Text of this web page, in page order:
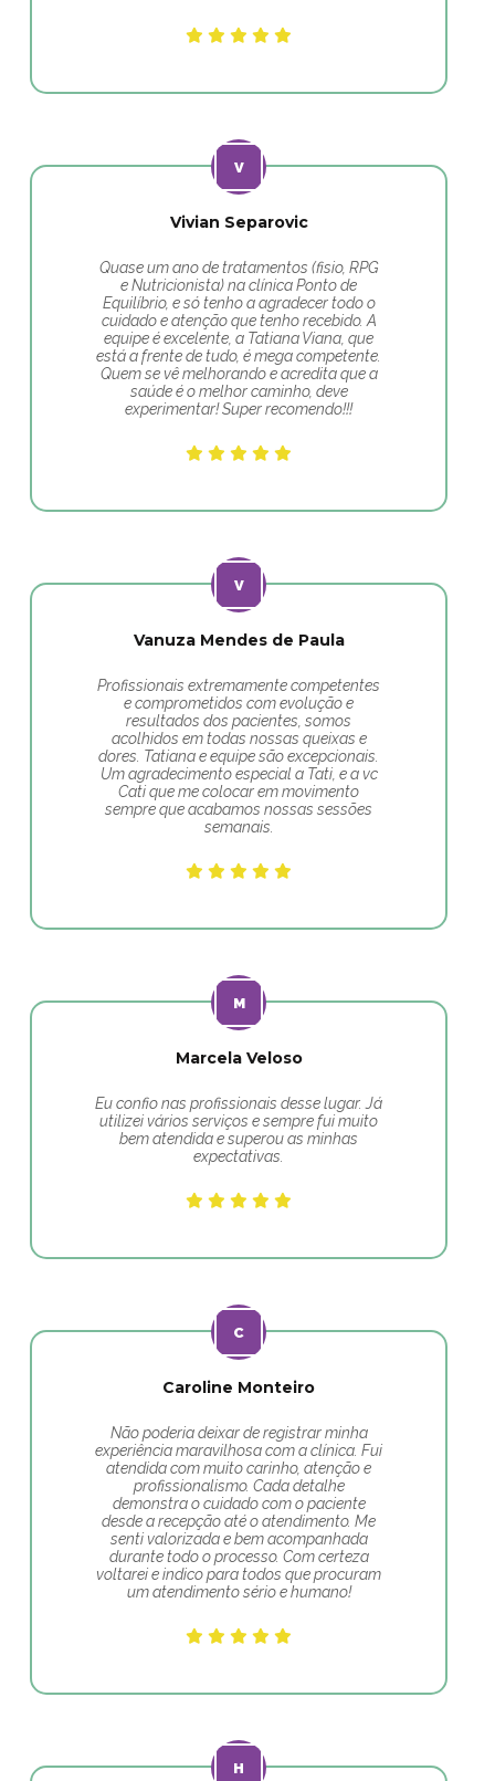
Vivian Separovic
Quase um ano de tratamentos (fisio, RPG
e Nutricionista) na clínica Ponto de
Equilíbrio, e só tenho a agradecer todo o
cuidado e atenção que tenho recebido. A
equipe é excelente, a Tatiana Viana, que
está a frente de tudo, é mega competente.
Quem se vê melhorando e acredita que a
saúde é o melhor caminho, deve
experimentar! Super recomendo!!!
Vanuza Mendes de Paula
Profissionais extremamente competentes
e comprometidos com evolução e
resultados dos pacientes, somos
acolhidos em todas nossas queixas e
dores. Tatiana e equipe são excepcionais.
Um agradecimento especial a Tati, e a vc
Cati que me colocar em movimento
sempre que acabamos nossas sessões
semanais.
Marcela Veloso
Eu confio nas profissionais desse lugar. Já
utilizei vários serviços e sempre fui muito
bem atendida e superou as minhas
expectativas.
Caroline Monteiro
Não poderia deixar de registrar minha
experiência maravilhosa com a clínica. Fui
atendida com muito carinho, atenção e
profissionalismo. Cada detalhe
demonstra o cuidado com o paciente
desde a recepção até o atendimento. Me
senti valorizada e bem acompanhada
durante todo o processo. Com certeza
voltarei e indico para todos que procuram
um atendimento sério e humano!